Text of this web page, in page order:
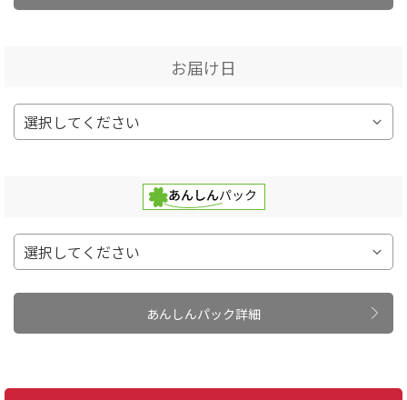
お届け日
あんしんパック詳細